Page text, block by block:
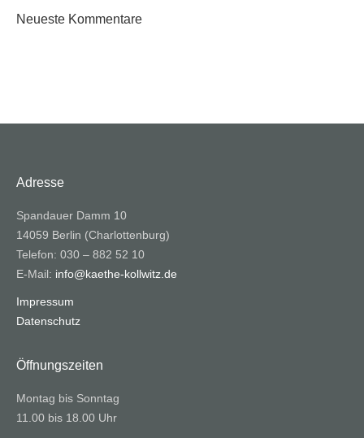
Neueste Kommentare
Adresse
Spandauer Damm 10
14059 Berlin (Charlottenburg)
Telefon: 030 – 882 52 10
E-Mail: info@kaethe-kollwitz.de
Impressum
Datenschutz
Öffnungszeiten
Montag bis Sonntag
11.00 bis 18.00 Uhr